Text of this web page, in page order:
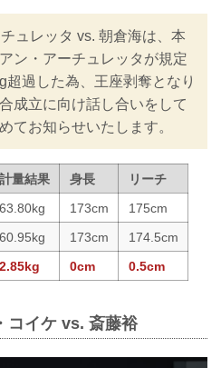
ュレッタ vs. 朝倉海は、本
ン・アーチュレッタが規定
過した為、王座剥奪となり
成立に向け話し合いをして
てお知らせいたします。
計量結果 身長
リーチ
63.80kg 173cm
175cm
60.95kg 173cm
174.5cm
2.85kg 0cm 0.5cm
コイケ vs. 斎藤裕